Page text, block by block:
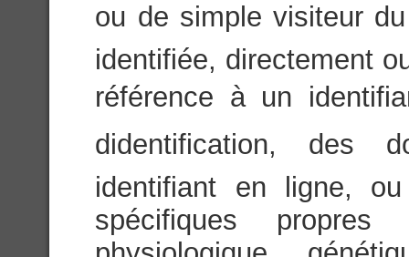
ou de simple visiteur
identifiée, directement
référence à un
didentification, des
identifiant en ligne,
spécifiques